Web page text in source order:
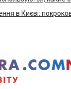
в Києві: